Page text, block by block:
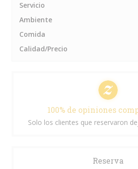
Servicio
Ambiente
Comida
Calidad/Precio
100% de opiniones
Solo los clientes que reservaron
Reserva